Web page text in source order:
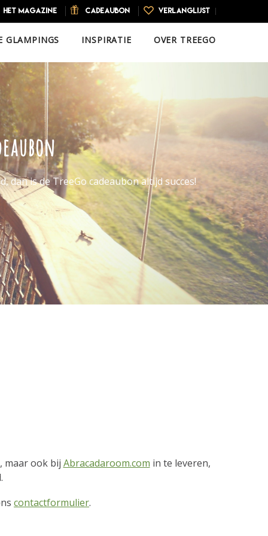
HET MAGAZINE CADEAUBON VERLANGLIJST
GLAMPINGS INSPIRATIE OVER TREEGO
is de TreeGo cadeaubon altijd succes!
maar ook bij Abracadaroom.com in te leveren,
contactformulier.